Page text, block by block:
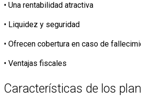
• Una rentabilidad atractiva
• Liquidez y seguridad
• Ofrecen cobertura en caso de
• Ventajas fiscales
Características de los